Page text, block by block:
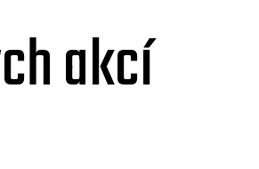
akcí